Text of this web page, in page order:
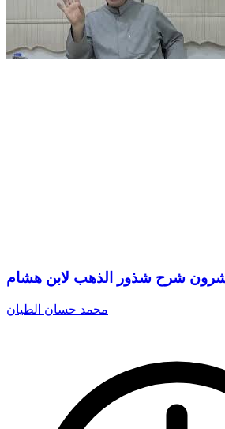
شرح شذور الذهب لابن هشام
محمد حسان الطيان